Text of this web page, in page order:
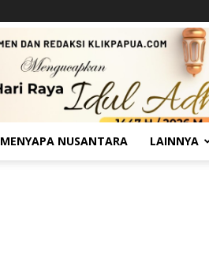
MENYAPA NUSANTARA LAINNYA